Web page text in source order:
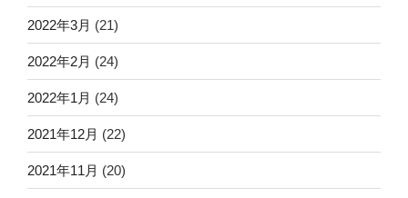
2022年3月 (21)
2022年2月 (24)
2022年1月 (24)
2021年12月 (22)
2021年11月 (20)